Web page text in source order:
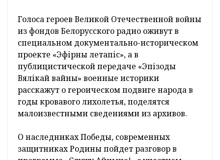
флешмобе,сообщаетпресс-служба
Белтелерадиокомпании.
В эфире Первого национального канала
Белорусского радио в течение всего
памятного дня будут звучать репортажи и
трансляции с мест проведения
торжественных мероприятий по всей стране.
Голоса героев Великой Отечественной войны
из фондов Белорусского радио оживут в